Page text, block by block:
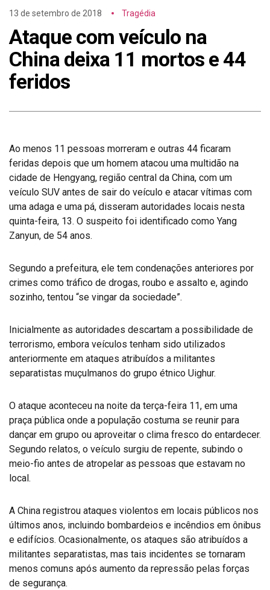
13 de setembro de 2018 Tragédia
Ataque com veículo na
China deixa 11 mortos e 44
feridos
Ao menos 11 pessoas morreram e outras 44 ficaram
feridas depois que um homem atacou uma multidão na
cidade de Hengyang, região central da China, com um
veículo SUV antes de sair do veículo e atacar vítimas com
uma adaga e uma pá, disseram autoridades locais nesta
quinta-feira, 13. O suspeito foi identificado como Yang
Zanyun, de 54 anos.
Segundo a prefeitura, ele tem condenações anteriores por
crimes como tráfico de drogas, roubo e assalto e, agindo
sozinho, tentou “se vingar da sociedade”.
Inicialmente as autoridades descartam a possibilidade de
terrorismo, embora veículos tenham sido utilizados
anteriormente em ataques atribuídos a militantes
separatistas muçulmanos do grupo étnico Uighur.
O ataque aconteceu na noite da terça-feira 11, em uma
praça pública onde a população costuma se reunir para
dançar em grupo ou aproveitar o clima fresco do entardecer.
Segundo relatos, o veículo surgiu de repente, subindo o
meio-fio antes de atropelar as pessoas que estavam no
local.
A China registrou ataques violentos em locais públicos nos
últimos anos, incluindo bombardeios e incêndios em ônibus
e edifícios. Ocasionalmente, os ataques são atribuídos a
militantes separatistas, mas tais incidentes se tornaram
menos comuns após aumento da repressão pelas forças
de segurança.